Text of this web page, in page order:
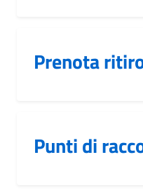
Prenota
Punti di